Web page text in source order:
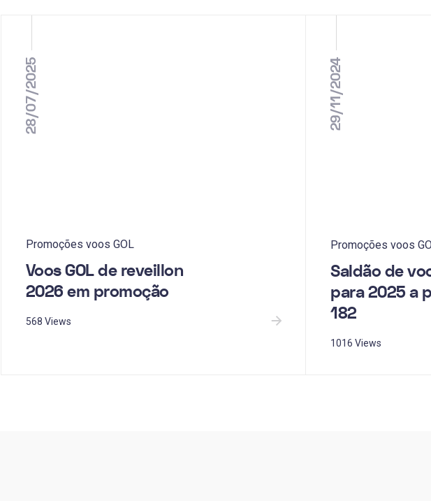
28/07/2025
Promoções voos GOL
Voos GOL de reveillon
2026 em promoção
568 Views
29/11/2024
Promoções voos
Saldão de
para 2025 a
182
1016 Views